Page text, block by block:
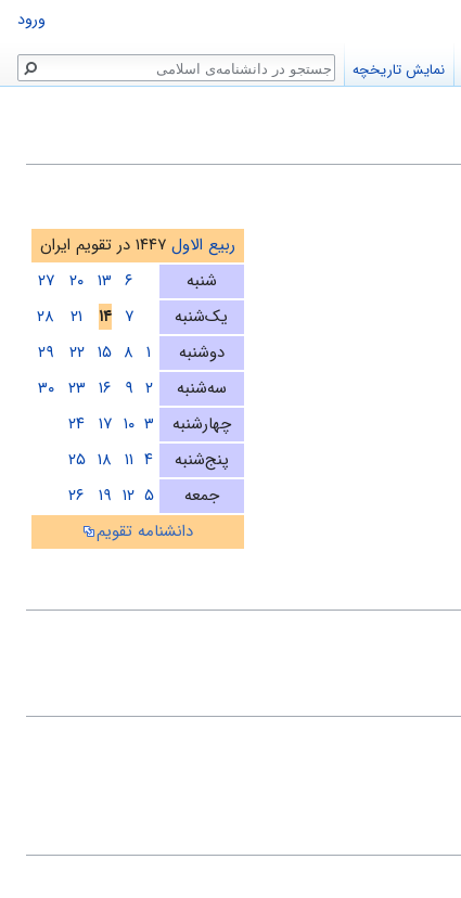
ربیع الاول ۱۴۴۷ در تقویم ایران
شنبه
۶ ۱۳ ۲۰
۲۷
یک‌شنبه
۷ ۱۴ ۲۱
۲۸
دوشنبه
۱ ۸ ۱۵ ۲۲
۲۹
سه‌شنبه
۲ ۹ ۱۶ ۲۳ ۳۰
چهارشنبه
۳ ۱۰ ۱۷ ۲۴
پنج‌شنبه
۴ ۱۱ ۱۸ ۲۵
جمعه
۵ ۱۲ ۱۹ ۲۶
دانشنامه تقویم
ورود
نمایش تاریخچه جستجو